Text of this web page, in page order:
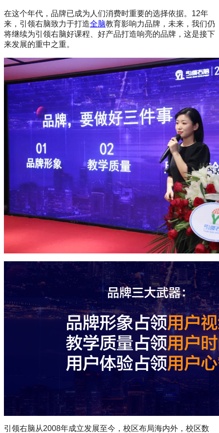
在这个年代，品牌已成为人们消费时重要的选择依据。12年
来，引领右脑致力于打造全脑教育影响力品牌，未来，我们仍
将继续为引领右脑好课程、好产品打造响亮的品牌，这是接下
来发展的重中之重。
引领右脑从2008年成立发展至今，校区布局海内外，校区数